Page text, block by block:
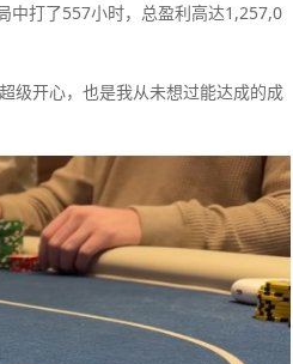
中打了557小时，总盈利高达1,257,0
级开心，也是我从未想过能达成的成